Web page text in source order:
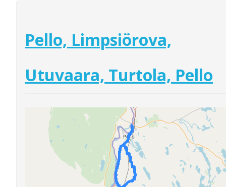
Pello, Limpsiörova,
Utuvaara, Turtola, Pello